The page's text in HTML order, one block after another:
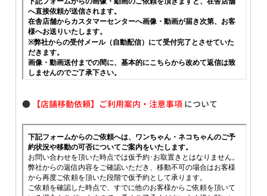
● 【店舗移動依頼】ご利用案内・注意事項 について